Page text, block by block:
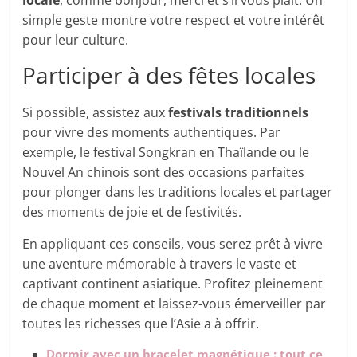
simple geste montre votre respect et votre intérêt
pour leur culture.
Participer à des fêtes locales
Si possible, assistez auxfestivals traditionnels
pour vivre des moments authentiques. Par
exemple, le festival Songkran en Thaïlande ou le
Nouvel An chinois sont des occasions parfaites
pour plonger dans les traditions locales et partager
des moments de joie et de festivités.
En appliquant ces conseils, vous serez prêt à vivre
une aventure mémorable à travers le vaste et
captivant continent asiatique. Profitez pleinement
de chaque moment et laissez-vous émerveiller par
toutes les richesses que l’Asie a à offrir.